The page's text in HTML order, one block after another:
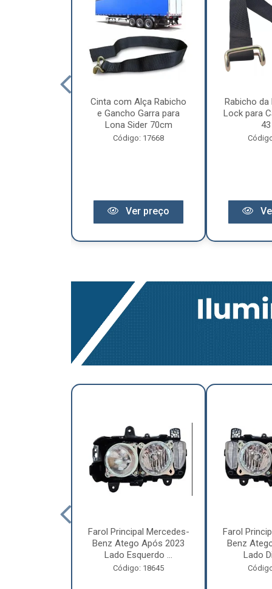
Cinta com Alça Rabicho
e Gancho Garra para
Lona Sider 70cm
Código: 17668
Ver preço
Rabicho da
Lock para
Farol Principal Mercedes-
Benz Atego Após 2023
Lado Esquerdo ...
Código: 18645
Farol
Benz
Lado